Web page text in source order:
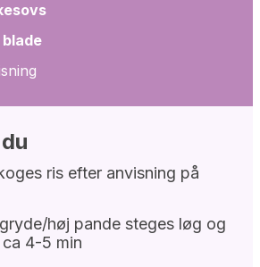
ris efter anvisning på
høj pande steges løg og
4-5 min